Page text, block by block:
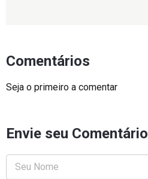
Comentários
Seja o primeiro a comentar
Envie seu Comentário